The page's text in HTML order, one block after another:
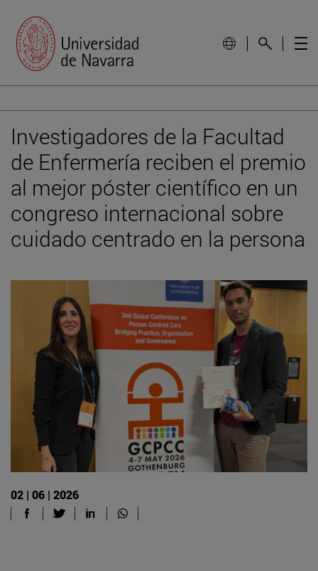
Investigadores de la Facultad
de Enfermería reciben el premio
al mejor póster científico en un
congreso internacional sobre
cuidado centrado en la persona
02 | 06 | 2026